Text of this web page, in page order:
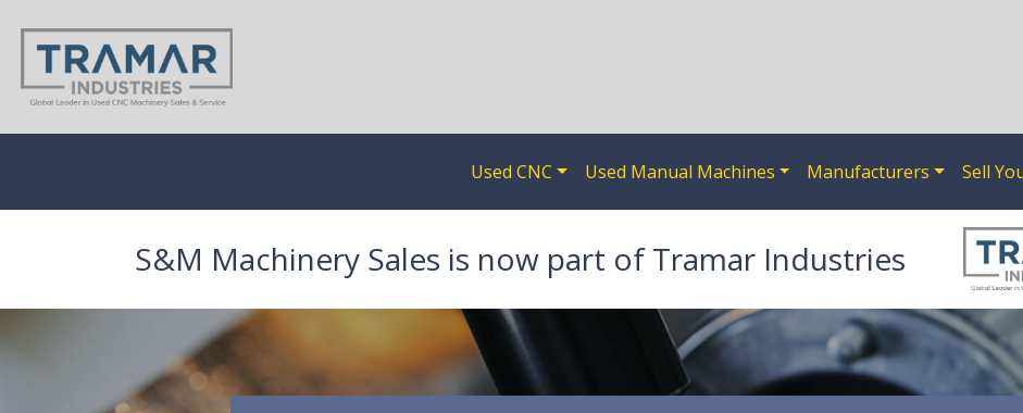
Used CNC Used Manual Machines Manufacturers Sell
S&M Machinery Sales is now part of Tramar Industries